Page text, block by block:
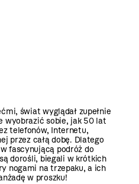
świat wyglądał zupełnie
wyobrazić sobie, jak 50 lat
telefonów, Internetu,
przez całą dobę. Dlatego
fascynującą podróż do
dorośli, biegali w krótkich
nogami na trzepaku, a ich
w proszku!